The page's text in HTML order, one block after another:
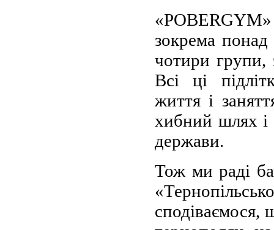
зокрема
чотири групи,
Всі ці
життя і
хибний шлях і
держави.
Тож ми раді
сподіваємося,